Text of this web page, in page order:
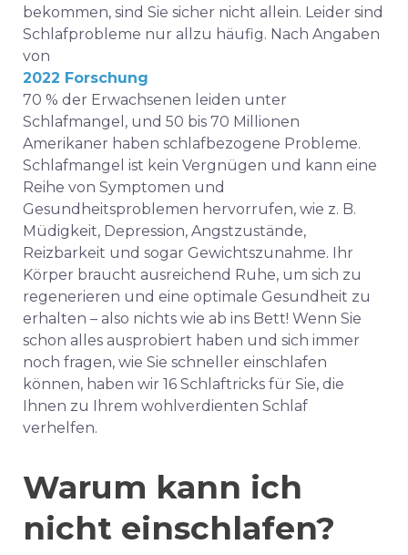
bekommen, sind Sie sicher nicht allein. Leider sind
Schlafprobleme nur allzu häufig. Nach Angaben
von
2022 Forschung
70 % der Erwachsenen leiden unter
Schlafmangel, und 50 bis 70 Millionen
Amerikaner haben schlafbezogene Probleme.
Schlafmangel ist kein Vergnügen und kann eine
Reihe von Symptomen und
Gesundheitsproblemen hervorrufen, wie z. B.
Müdigkeit, Depression, Angstzustände,
Reizbarkeit und sogar Gewichtszunahme. Ihr
Körper braucht ausreichend Ruhe, um sich zu
regenerieren und eine optimale Gesundheit zu
erhalten – also nichts wie ab ins Bett! Wenn Sie
schon alles ausprobiert haben und sich immer
noch fragen, wie Sie schneller einschlafen
können, haben wir 16 Schlaftricks für Sie, die
Ihnen zu Ihrem wohlverdienten Schlaf
verhelfen.
Warum kann ich
nicht einschlafen?